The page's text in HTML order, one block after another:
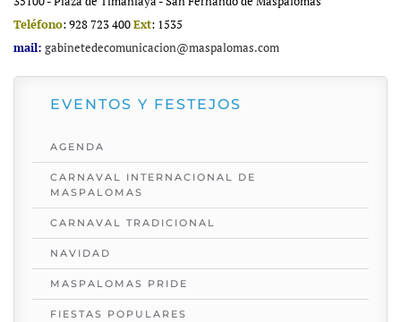
Teléfono: 928 723 400Ext: 1535
mail: gabinetedecomunicacion@maspalomas.com
EVENTOS Y FESTEJOS
AGENDA
CARNAVAL INTERNACIONAL DE
MASPALOMAS
CARNAVAL TRADICIONAL
NAVIDAD
MASPALOMAS PRIDE
FIESTAS POPULARES